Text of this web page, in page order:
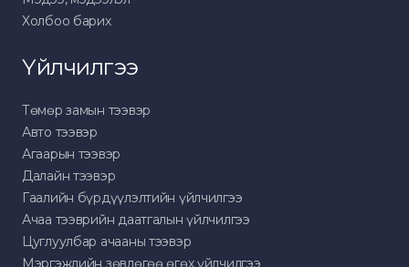
Холбоо барих
Үйлчилгээ
Төмөр замын тээвэр
Авто тээвэр
Агаарын тээвэр
Далайн тээвэр
Гаалийн бүрдүүлэлтийн үйлчилгээ
Ачаа тээврийн даатгалын үйлчилгээ
Цуглуулбар ачааны тээвэр